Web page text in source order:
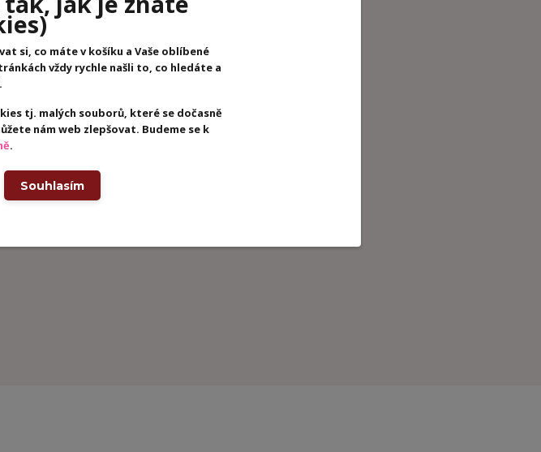
si, co máte v košíku a Vaše oblíbené
vždy rychle našli to, co hledáte a
tj. malých souborů, které se dočasně
nám web zlepšovat. Budeme se k
.
Souhlasím